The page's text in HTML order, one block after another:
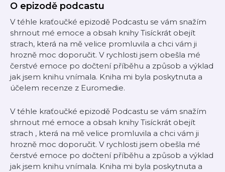
O epizodě podcastu
V téhle kraťoučké epizodě Podcastu se vám snažím
shrnout mé emoce a obsah knihy Tisíckrát obejít
strach, která na mě velice promluvila a chci vám ji
hrozně moc doporučit. V rychlosti jsem obešla mé
čerstvé emoce po dočtení příběhu a způsob a výklad
jak jsem knihu vnímala. Kniha mi byla poskytnuta a
účelem recenze z Euromedie.
V téhle kraťoučké epizodě Podcastu se vám snažím
shrnout mé emoce a obsah knihy Tisíckrát obejít
strach , která na mě velice promluvila a chci vám ji
hrozně moc doporučit. V rychlosti jsem obešla mé
čerstvé emoce po dočtení příběhu a způsob a výklad
jak jsem knihu vnímala. Kniha mi byla poskytnuta a